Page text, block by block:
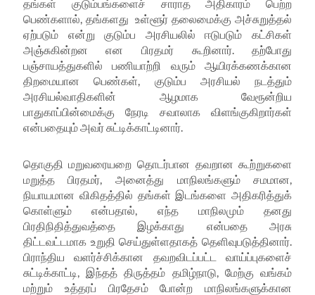
தங்கள் குடும்பங்களைச் சாராத அதிகாரம் பெற்ற
பெண்களால் தங்களது உள்ளூர் தலைமைக்கு அச்சுறுத்தல்
ஏற்படும் என்று குடும்ப அரசியலில் ஈடுபடும் கட்சிகள்
அஞ்சுகின்றன என பிரதமர் கூறினார். தற்போது
பஞ்சாயத்துகளில் பணியாற்றி வரும் ஆயிரக்கணக்கான
திறமையான பெண்கள்
குடும்ப அரசியல் நடத்தும்
அரசியல்வாதிகளின் ஆழமாக வேரூன்றிய
பாதுகாப்பின்மைக்கு நேரடி சவாலாக விளங்குகிறார்கள்
என்பதையும் அவர் சுட்டிக்காட்டினார்.
தொகுதி மறுவரையறை தொடர்பான தவறான கூற்றுகளை
மறுத்த பிரதமர்
அனைத்து மாநிலங்களும் சமமான
நியாயமான விகிதத்தில் தங்கள் இடங்களை அதிகரித்துக்
கொள்ளும் என்பதால்
எந்த மாநிலமும் தனது
பிரதிநிதித்துவத்தை இழக்காது என்பதை அரசு
திட்டவட்டமாக உறுதி செய்துள்ளதாகத் தெளிவுபடுத்தினார்.
பிராந்திய வளர்ச்சிக்கான தவறவிடப்பட்ட வாய்ப்புகளைச்
சுட்டிக்காட்டி
இந்தத் திருத்தம் தமிழ்நாடு
மேற்கு வங்கம்
மற்றும் உத்தரப் பிரதேசம் போன்ற மாநிலங்களுக்கான